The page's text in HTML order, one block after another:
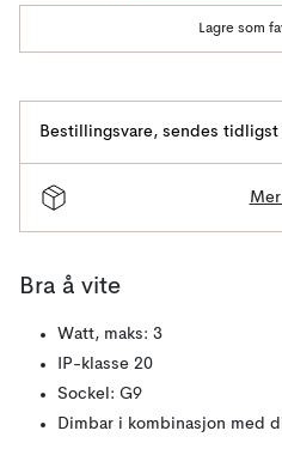
Lagre som
Bestillingsvare, sendes
Bra å vite
Watt, maks: 3
IP-klasse 20
Sockel: G9
Dimbar i kombinasjon med